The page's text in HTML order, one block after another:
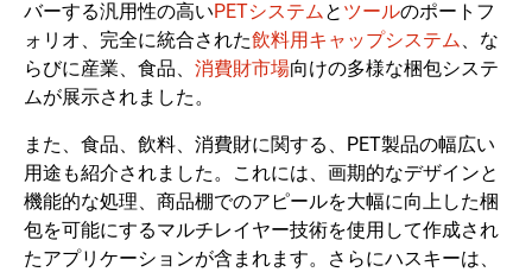
バーする汎用性の高いPETシステムと ツールのポートフ
ォリオ、完全に統合された飲料用キャップシステム、な
らびに産業、食品、 消費財市場向けの多様な梱包システ
ムが展示されました。
また、食品、飲料、消費財に関する、PET製品の幅広い
用途も紹介されました。これには、画期的なデザインと
機能的な処理、商品棚でのアピールを大幅に向上した梱
包を可能にするマルチレイヤー技術を使用して作成され
たアプリケーションが含まれます。さらにハスキーは、